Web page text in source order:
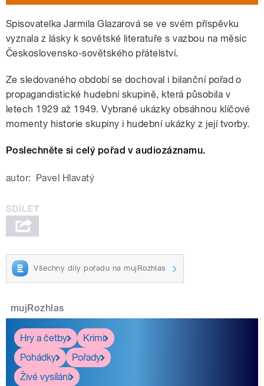
Spisovatelka Jarmila Glazarová se ve svém příspěvku
vyznala z lásky k sovětské literatuře s vazbou na měsíc
Československo-sovětského přátelství.
Ze sledovaného období se dochoval i bilanční pořad o
propagandistické hudební skupině, která působila v
letech 1929 až 1949. Vybrané ukázky obsáhnou klíčové
momenty historie skupiny i hudební ukázky z její tvorby.
Poslechněte si celý pořad v audiozáznamu.
autor: Pavel Hlavatý
Všechny díly pořadu na mujRozhlas
mujRozhlas
Hry a četby
Krimi
Pohádky
Pořady
Živé vysílání